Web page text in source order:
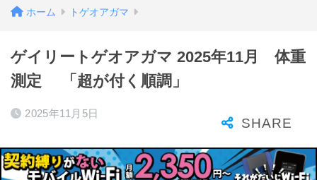
ホーム トゲオアガマ
ゲイリートゲオアガマ 2025年11月 体重
測定 「超が付く順調」
2025年11月5日